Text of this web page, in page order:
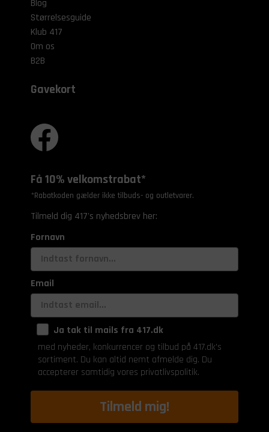
Blog
Størrelsesguide
Klub 417
Om os
B2B
Gavekort
Få 10% velkomstrabat*
*Rabatkoden gælder ikke tilbuds- og outletvarer.
Tilmeld dig 417's nyhedsbrev her:
Fornavn
Email
Ja tak til mails fra 417.dk
med nyheder, konkurrencer og tilbud på 417.dk's
sortiment. Du kan altid nemt afmelde dig. Du
accepterer samtidig vores privatlivspolitik.
Tilmeld mig!